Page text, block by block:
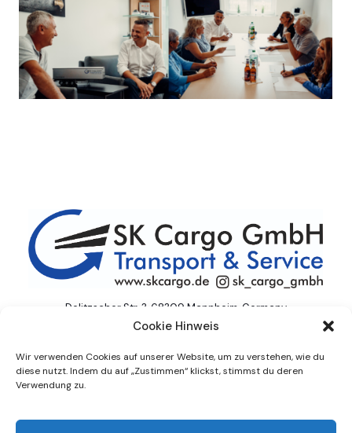
Cookie Hinweis
Wir verwenden Cookies auf unserer Website, um zu verstehen, wie du
diese nutzt. Indem du auf „Zustimmen“ klickst, stimmst du deren
Verwendung zu.
Delitzscher Str. 3, 68309 Mannheim, Germany
Impressum | Datenschutz